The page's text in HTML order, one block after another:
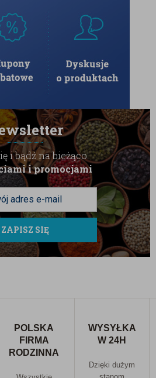
i bądź na bieżąco
i promocjami
ZAPISZ SIĘ
POLSKA
FIRMA
RODZINNA
WYSYŁKA
W 24H
Dzięki dużym